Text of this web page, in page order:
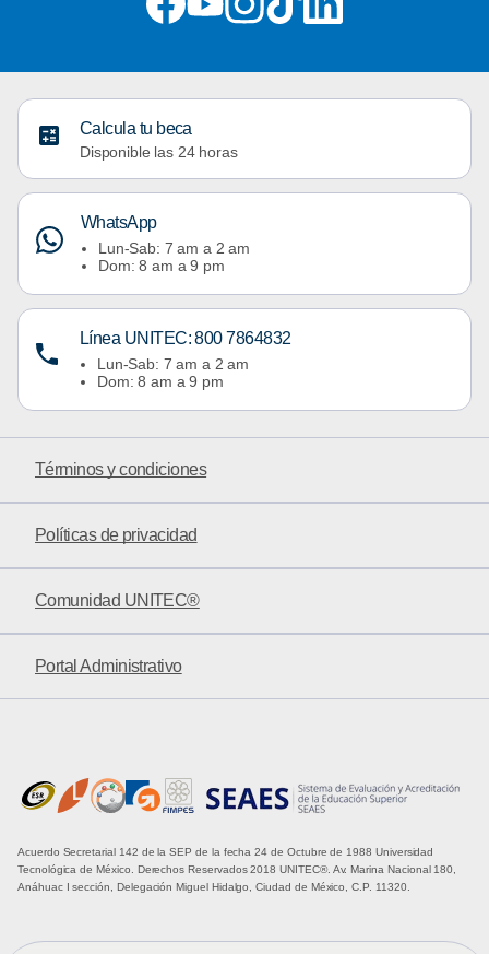
Calcula tu beca
Disponible las 24 horas
WhatsApp
Lun-Sab: 7 am a 2 am
Dom: 8 am a 9 pm
Línea UNITEC: 800 7864832
Lun-Sab: 7 am a 2 am
Dom: 8 am a 9 pm
Términos y condiciones
Políticas de privacidad
Comunidad UNITEC®
Portal Administrativo
Acuerdo Secretarial 142 de la SEP de la fecha 24 de Octubre de 1988 Universidad
Tecnológica de México. Derechos Reservados 2018 UNITEC®. Av. Marina Nacional 180,
Anáhuac I sección, Delegación Miguel Hidalgo, Ciudad de México, C.P. 11320.